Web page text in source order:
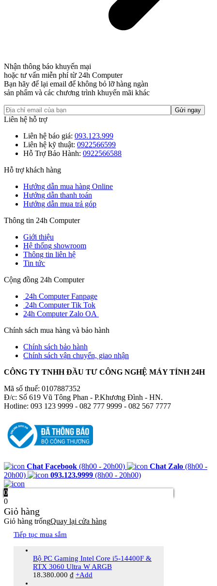
Nhận thông báo khuyến mại
hoặc tư vấn miễn phí từ 24h Computer
Bạn hãy để lại email để không bỏ lỡ hàng ngàn
sản phẩm và các chương trình khuyến mãi khác
Liên hệ hỗ trợ
Liên hệ báo giá: 093.123.999
Liên hệ kỹ thuật: 0922566599
Hỗ Trợ Bảo Hành: 0922566588
Hỗ trợ khách hàng
Hướng dẫn mua hàng Online
Hướng dẫn thanh toán
Hướng dẫn mua trả góp
Thông tin 24h Computer
Giới thiệu
Hệ thống showroom
Thông tin liên hệ
Tin tức
Cộng đồng 24h Computer
24h Computer Fanpage
24h Computer Tik Tok
24h Computer Zalo OA
Chính sách mua hàng và bảo hành
Chính sách bảo hành
Chính sách vận chuyển, giao nhận
CÔNG TY TNHH ĐẦU TƯ CÔNG NGHỆ MÁY TÍNH 24H
Mã số thuế: 0107887352
Đ/c: Số 619 Vũ Tông Phan - P.Khương Đình - HN.
Hotline: 093 123 9999 - 082 777 9999 - 082 567 7777
Chat Facebook (8h00 - 20h00) Chat Zalo (8h00 -
20h00)
093.123.9999 (8h00 - 20h00)
0
0
Giỏ hàng
Giỏ hàng trốngQuay lại cửa hàng
Tiếp tục mua sắm
Bộ PC Gaming Intel Core i5-14400F &
RTX 3060 Ultra W ARGB
18.380.000 ₫ +Add